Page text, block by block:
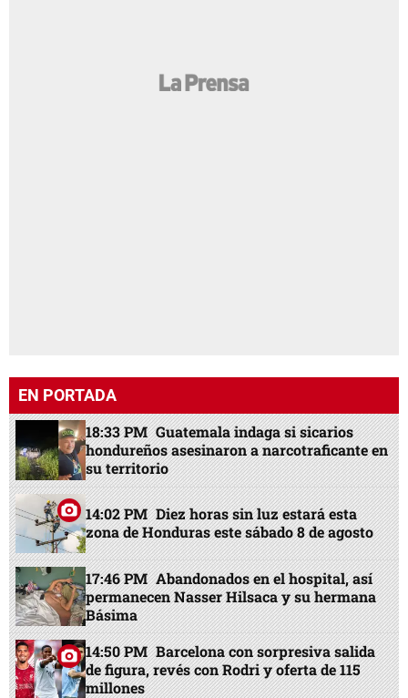
EN PORTADA
18:33 PM Guatemala indaga si sicarios
hondureños asesinaron a narcotraficante en
su territorio
14:02 PM Diez horas sin luz estará esta
zona de Honduras este sábado 8 de agosto
17:46 PM Abandonados en el hospital, así
permanecen Nasser Hilsaca y su hermana
Básima
14:50 PM Barcelona con sorpresiva salida
de figura, revés con Rodri y oferta de 115
millones